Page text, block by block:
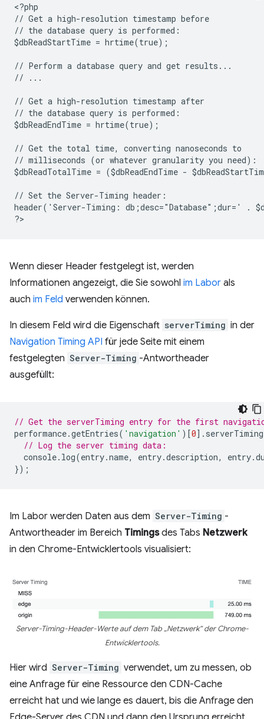
<?php
// Get a high-resolution timestamp before
// the database query is performed:
$dbReadStartTime = hrtime(true);
// Perform a database query and get results...
// ...
// Get a high-resolution timestamp after
// the database query is performed:
$dbReadEndTime = hrtime(true);
// Get the total time, converting nanoseconds to
// milliseconds (or whatever granularity you need):
$dbReadTotalTime = ($dbReadEndTime -
// Set the Server-Timing header:
header('Server-Timing: db;desc="Database";dur=' .
?
Wenn dieser Header festgelegt ist, werden
Informationen angezeigt, die Sie sowohl im Labor als
auch im Feld verwenden können.
In diesem Feld wird die Eigenschaft serverTiming in der
Navigation Timing API für jede Seite mit einem
festgelegten Server-Timing -Antwortheader
ausgefüllt:
// Get the serverTiming entry for the first
performance.getEntries( 'navigation' )[0]. serverTiming
// Log the server timing data:
console. log(entry.name, entry.description, entry.
});
Im Labor werden Daten aus dem Server-Timing -
Antwortheader im Bereich Timingsdes Tabs Netzwerk
in den Chrome-Entwicklertools visualisiert:
Server-Timing-Header-Werte auf dem Tab „Netzwerk“ der Chrome-
Entwicklertools.
Hier wird Server-Timing verwendet, um zu messen, ob
eine Anfrage für eine Ressource den CDN-Cache
erreicht hat und wie lange es dauert, bis die Anfrage den